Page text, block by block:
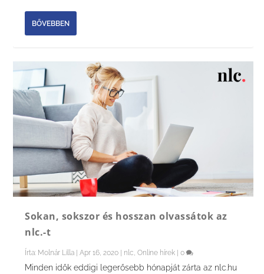
BŐVEBBEN
Sokan, sokszor és hosszan olvassátok az
nlc.-t
Írta: Molnár Lilla |Apr 16, 2020 nlc,Online hírek |0
Minden idők eddigi legerősebb hónapját zárta az nlc.hu